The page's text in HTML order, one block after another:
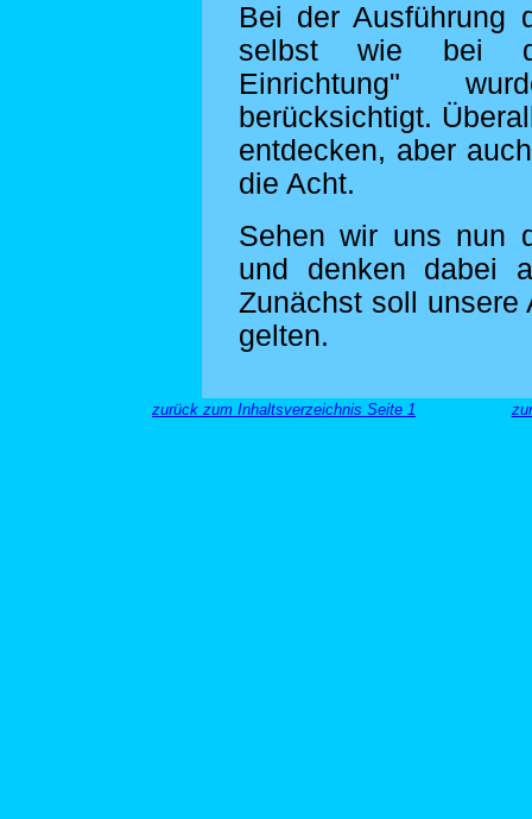
Bei der Ausführung
selbst wie bei
Einrichtung"
berücksichtigt.
entdecken, aber
die Acht.
Sehen wir uns nun
und denken dabei
Zunächst soll unsere
gelten.
zurück zum Inhaltsverzeichnis Seite 1